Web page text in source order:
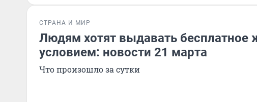
СТРАНА И МИР
Людям хотят выдавать бесплатное
условием: новости 21 марта
Что произошло за сутки